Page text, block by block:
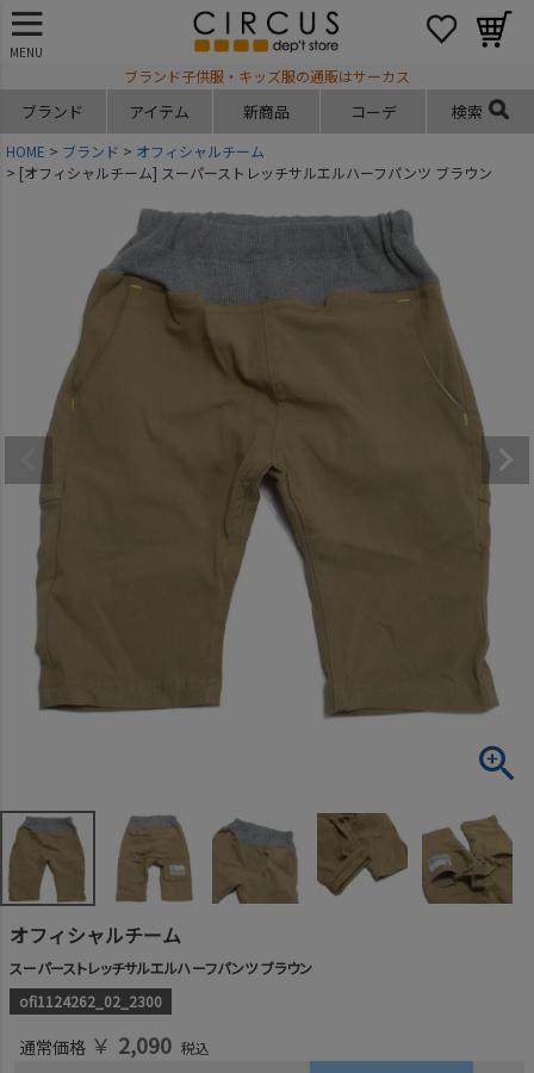
MENU
ブランド子供服・キッズ服の通販はサーカス
ブランド アイテム 新商品 コーデ 検索
HOME ブランド
オフィシャルチーム
[オフィシャルチーム] スーパーストレッチサルエルハーフパンツ ブラウン
オフィシャルチーム
スーパーストレッチサルエルハーフパンツ ブラウン
ofi1124262_02_2300
通常価格 ￥ 2,090 税込